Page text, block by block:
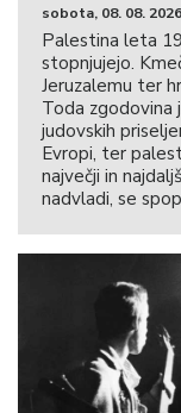
sobota, 08. 08.
Palestina leta
stopnjujejo.
Jeruzalemu ter
Toda zgodovina
judovskih
Evropi, ter
največji in
nadvladi, se